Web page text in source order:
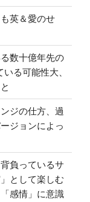
英＆愛のせ
数十億年先の
る可能性大、
ジの仕方、過
ジョンによっ
負っているサ
として楽しむ
感情」に意識